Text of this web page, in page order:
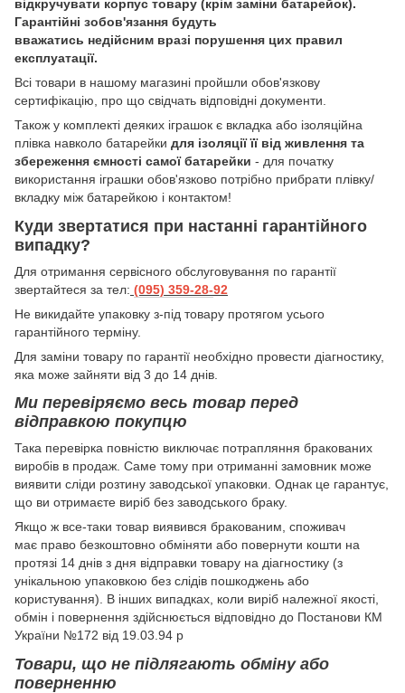
відкручувати корпус товару (крім заміни батарейок).
Гарантійні зобов'язання будуть
вважатись недійсним вразі порушення цих правил
експлуатації.
Всі товари в нашому магазині пройшли обов'язкову
сертифікацію, про що свідчать відповідні документи.
Також у комплекті деяких іграшок є вкладка або ізоляційна
плівка навколо батарейки для ізоляції її від живлення та
збереження ємності самої батарейки - для початку
використання іграшки обов'язково потрібно прибрати плівку/
вкладку між батарейкою і контактом!
Куди звертатися при настанні гарантійного
випадку?
Для отримання сервісного обслуговування по гарантії
звертайтеся за тел: (095) 359-28-92
Hе викидайте упаковку з-під товару протягом усього
гарантійного терміну.
Для заміни товару по гарантії необхідно провести діагностику,
яка може зайняти від 3 до 14 днів.
Ми перевіряємо весь товар перед
відправкою покупцю
Така перевірка повністю виключає потрапляння бракованих
виробів в продаж. Саме тому при отриманні замовник може
виявити сліди розтину заводської упаковки. Однак це гарантує,
що ви отримаєте виріб без заводського браку.
Якщо ж все-таки товар виявився бракованим, споживач
має право безкоштовно обміняти або повернути кошти на
протязі 14 днів з дня відправки товару на діагностику (з
унікальною упаковкою без слідів пошкоджень або
користування). В інших випадках, коли виріб належної якості,
обмін і повернення здійснюється відповідно до Постанови КМ
України №172 від 19.03.94 р
Товари, що не підлягають обміну або
поверненню